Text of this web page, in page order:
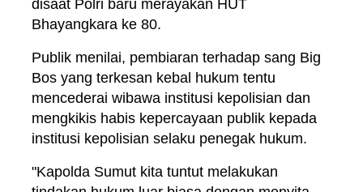
disaat Polri baru merayakan HUT
Bhayangkara ke 80.
Publik menilai, pembiaran terhadap sang Big
Bos yang terkesan kebal hukum tentu
mencederai wibawa institusi kepolisian dan
mengkikis habis kepercayaan publik kepada
institusi kepolisian selaku penegak hukum.
"Kapolda Sumut kita tuntut melakukan